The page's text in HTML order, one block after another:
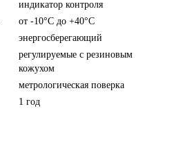
индикатор контроля
от -10°C до +40°C
энергосберегающий
регулируемые с резиновым
кожухом
метрологическая поверка
1 год